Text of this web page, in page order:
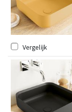
Vergelijk